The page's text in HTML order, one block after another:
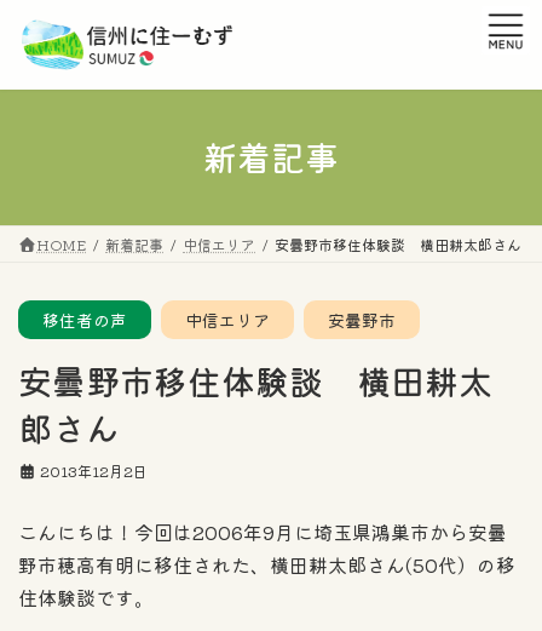
ン
プ
ー
動
新着記事
HOME 新着記事 中信エリア 安曇野市移住体験談 横田耕太郎さん
安曇野市移住体験談 横田耕太
郎さん
2013年12月2日
こんにちは！今回は2006年9月に埼玉県鴻巣市から安曇
野市穂高有明に移住された、横田耕太郎さん(50代）の移
住体験談です。
中信エリア 安曇野市
移住者の声